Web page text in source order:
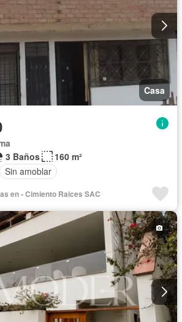
Casa
3 Baños
160 m²
Sin amoblar
en - Cimiento Raices SAC